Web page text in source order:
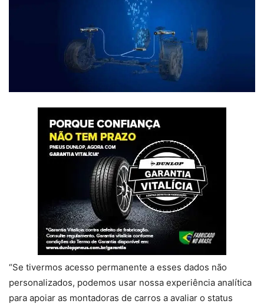
“Se tivermos acesso permanente a esses dados não
personalizados, podemos usar nossa experiência analítica
para apoiar as montadoras de carros a avaliar o status